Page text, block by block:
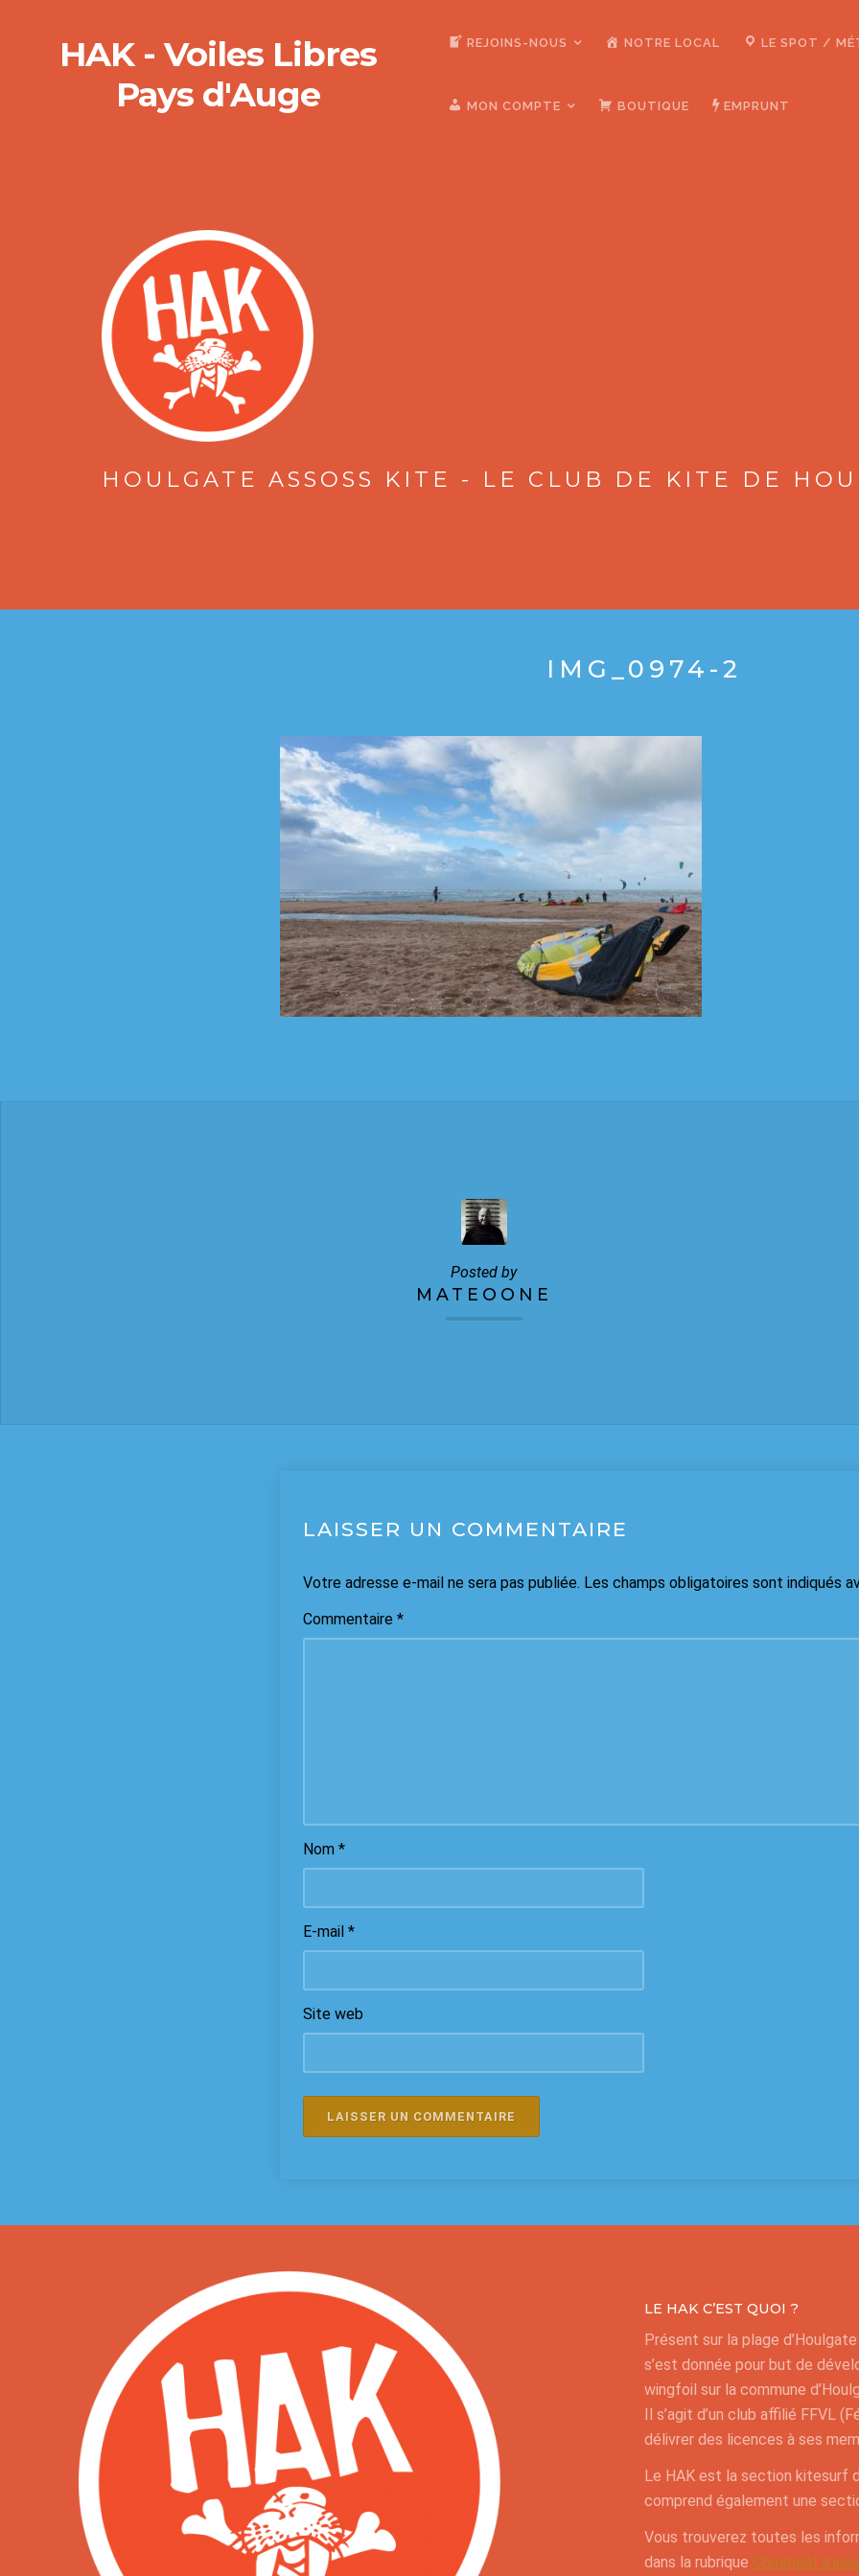
HAK - Voiles Libres
Pays d'Auge
REJOINS-NOUS NOTRE LOCAL LE SPOT /
MON COMPTE BOUTIQUE EMPRUNT
HOULGATE ASSOSS KITE - LE CLUB DE KITE DE
IMG_0974-2
Posted by
MATEOONE
LAISSER UN COMMENTAIRE
Votre adresse e-mail ne sera pas publiée. Les champs obligatoires sont indiqués
Commentaire *
Nom *
E-mail *
Site web
LE HAK C’EST QUOI ?
Présent sur la plage
s’est donnée pour but de
wingfoil sur la commune
Il s’agit d’un club affilié FFVL
délivrer des licences à ses
Le HAK est la section kitesurf
comprend également une
Vous trouverez toutes les
dans la rubrique Comment